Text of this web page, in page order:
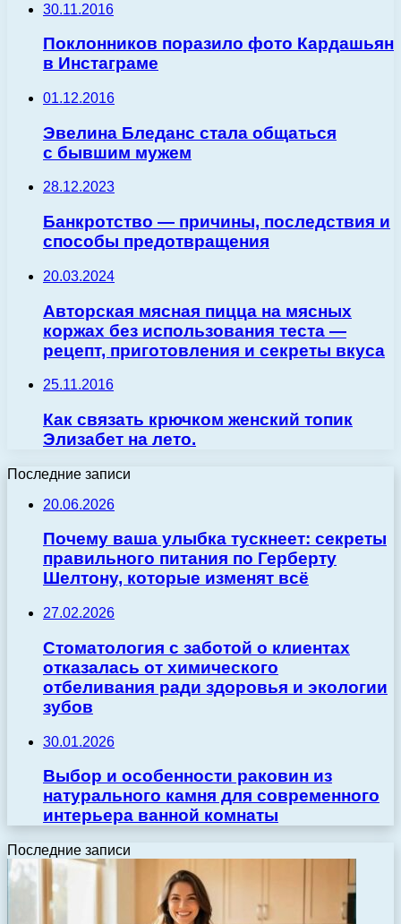
30.11.2016
Поклонников поразило фото Кардашьян
в Инстаграме
01.12.2016
Эвелина Бледанс стала общаться
с бывшим мужем
28.12.2023
Банкротство — причины, последствия и
способы предотвращения
20.03.2024
Авторская мясная пицца на мясных
коржах без использования теста —
рецепт, приготовления и секреты вкуса
25.11.2016
Как связать крючком женский топик
Элизабет на лето.
Последние записи
20.06.2026
Почему ваша улыбка тускнеет: секреты
правильного питания по Герберту
Шелтону, которые изменят всё
27.02.2026
Стоматология с заботой о клиентах
отказалась от химического
отбеливания ради здоровья и экологии
зубов
30.01.2026
Выбор и особенности раковин из
натурального камня для современного
интерьера ванной комнаты
Последние записи